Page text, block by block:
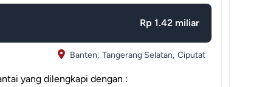
Rp 1.42 miliar
Banten, Tangerang Selatan, Ciputat
yang dilengkapi dengan :